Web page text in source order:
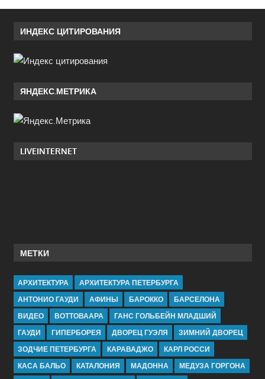
ИНДЕКС ЦИТИРОВАНИЯ
ЯНДЕКС.МЕТРИКА
LIVEINTERNET
МЕТКИ
АРХИТЕКТУРА
АРХИТЕКТУРА ПЕТЕРБУРГА
АНТОНИО ГАУДИ
АФИНЫ БАРОККО
БАРСЕЛОНА
ВИДЕО
ВОТТОВААРА
ГАНС ГОЛЬБЕЙН МЛАДШИЙ
ГАУДИ
ГИПЕРБОРЕЯ ДВОРЕЦ ГУЭЛЯ
ЗИМНИЙ ДВОРЕЦ
ЗОДЧИЕ ПЕТЕРБУРГА
КАРАВАДЖО
КАРЛ РОССИ
КАСА БАЛЬО
КАТАЛОНИЯ МАДОННА
МЕДУЗА ГОРГОНА